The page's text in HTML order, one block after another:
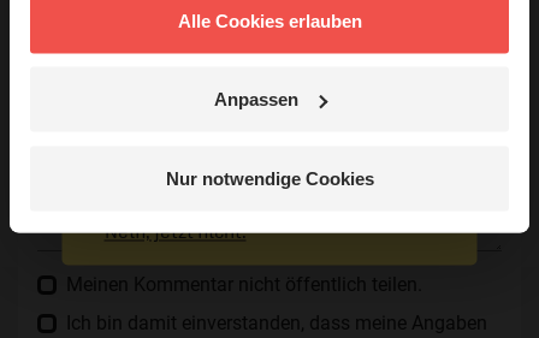
Alle Cookies erlauben
Anpassen
Nur notwendige Cookies
Die E-Mail-Adresse wird nicht veröffentlicht.
Meinen Kommentar nicht öffentlich teilen.
Ich bin damit einverstanden, dass meine Angaben
entdecken
Nein, jetzt nicht.